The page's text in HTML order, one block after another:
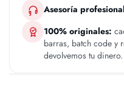
Asesoría
100% originales:
barras, batch code y
devolvemos tu dinero.